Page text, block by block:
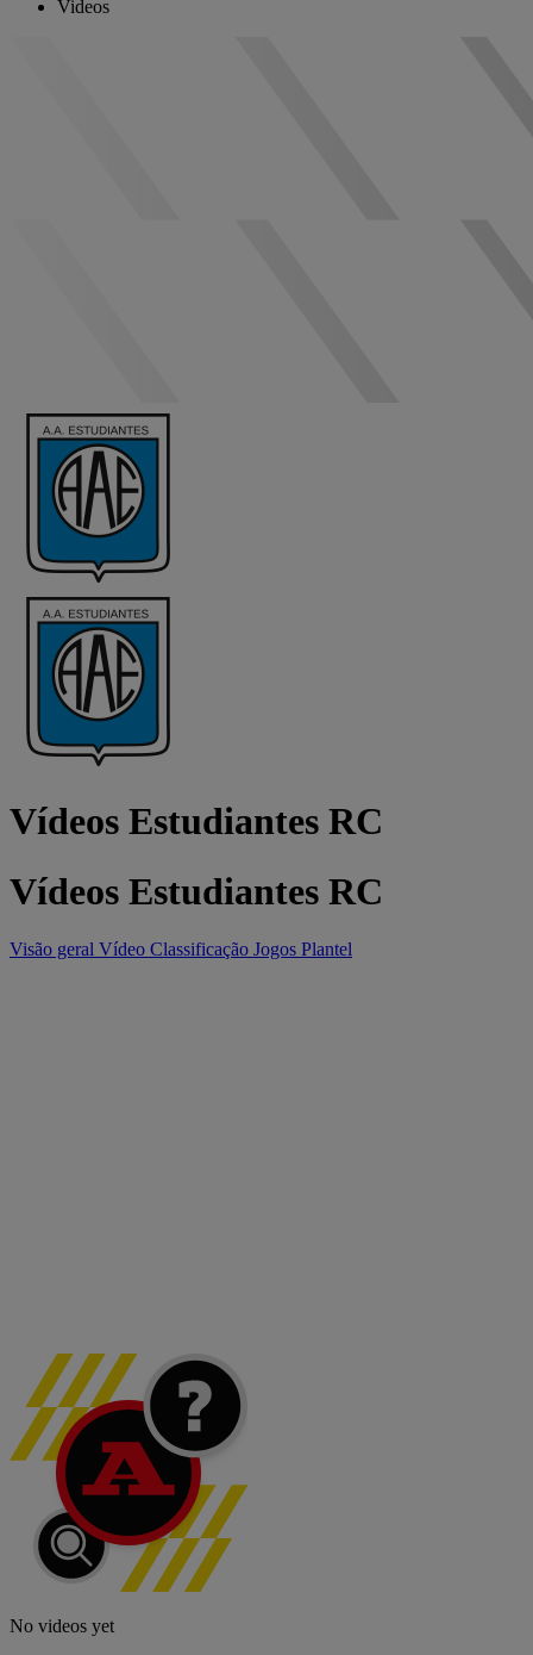
Videos
Vídeos Estudiantes RC
Vídeos Estudiantes RC
Visão geral Vídeo Classificação Jogos Plantel
No videos yet